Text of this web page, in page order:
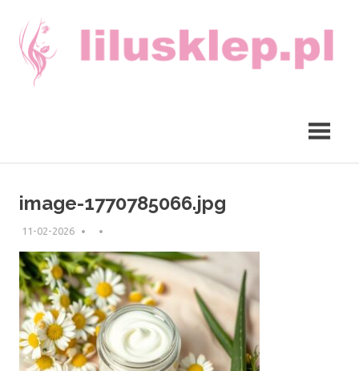
content
image-1770785066.jpg
11-02-2026